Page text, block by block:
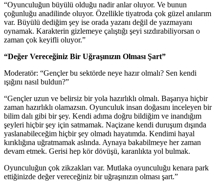
“Oyunculuğun büyülü olduğu nadir anlar oluyor. Ve bunun
çoğunluğu anadilinde oluyor. Özellikle tiyatroda çok güzel anılarım
var. Büyülü dediğim şey ise orada yazanı değil de yazmayanı
oynamak. Karakterin gizlemeye çalıştığı şeyi sızdırabiliyorsan o
zaman çok keyifli oluyor.”
“Değer Vereceğiniz Bir Uğraşınızın Olması Şart”
Moderatör: “Gençler bu sektörde neye hazır olmalı? Sen kendi
ışığını nasıl buldun?”
“Gençler uzun ve belirsiz bir yola hazırlıklı olmalı. Başarıya hiçbir
zaman hazırlıklı olamazsın. Oyunculuk insan doğasını inceleyen bir
bilim dalı gibi bir şey. Kendi adıma doğru bildiğim ve inandığım
şeyleri hiçbir şey için satmamak. Naçizane kendi duruşum dışında
yaslanabileceğim hiçbir şey olmadı hayatımda. Kendimi hayal
kırıklığına uğratmamak aslında. Aynaya bakabilmeye her zaman
devam etmek. Gerisi hep kör dövüşü, karanlıkta yol bulmak.
Oyunculuğun çok zikzakları var. Mutlaka oyunculuğu kenara park
ettiğinizde değer vereceğiniz bir uğraşınızın olması şart.”